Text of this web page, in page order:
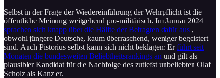
Selbst in der Frage der Wiedereinführung der Wehrpflicht ist die
öffentliche Meinung weitgehend pro-militärisch: Im Januar 2024
sprachen sich knapp über die Hälfte der Befragten dafür aus ,
obwohl jüngere Deutsche, kaum überraschend, weniger begeistert
sind. Auch Pistorius selbst kann sich nicht beklagen: Erführt seit
Monaten die bundesweiten Beliebtheitsrankings an und gilt als
plausibler Kandidat für die Nachfolge des zutiefst unbeliebten Olaf
Scholz als Kanzler.